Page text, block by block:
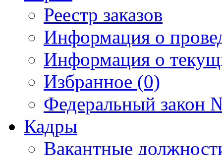
Реестр заказов
Информация о
Информация о
Избранное (0)
Федеральный закон
Кадры
Вакантные